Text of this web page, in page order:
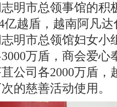
明市总领事馆的
亿越盾，越南阿凡
明市总领馆妇女
万盾，商会爱心
公司各2000万盾
的慈善活动使用。